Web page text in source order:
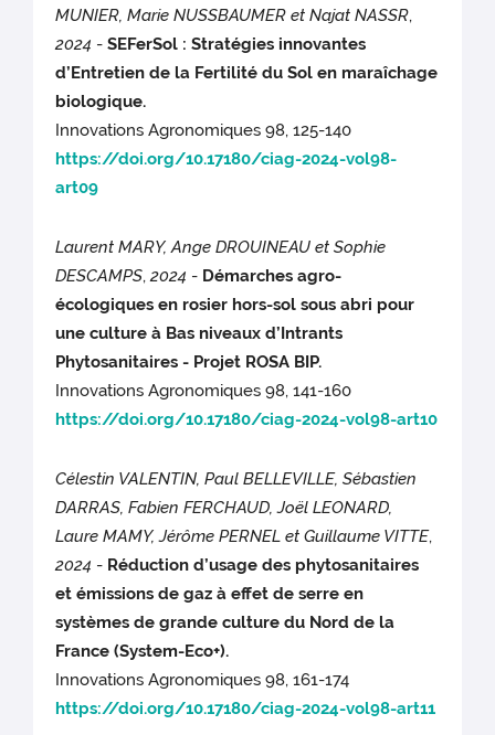
MUNIER, Marie NUSSBAUMER et Najat NASSR,
2024 -SEFerSol : Stratégies innovantes
d’Entretien de la Fertilité du Sol en maraîchage
biologique.
Innovations Agronomiques 98, 125-140
https://doi.org/10.17180/ciag-2024-vol98-
art09
Laurent MARY, Ange DROUINEAU et Sophie
DESCAMPS,2024 - Démarches agro-
écologiques en rosier hors-sol sous abri pour
une culture à Bas niveaux d’Intrants
Phytosanitaires - Projet ROSA BIP.
Innovations Agronomiques 98, 141-160
https://doi.org/10.17180/ciag-2024-vol98-art10
Célestin VALENTIN, Paul BELLEVILLE, Sébastien
DARRAS, Fabien FERCHAUD, Joël LEONARD,
Laure MAMY, Jérôme PERNEL et Guillaume VITTE,
2024 - Réduction d’usage des phytosanitaires
et émissions de gaz à effet de serre en
systèmes de grande culture du Nord de la
France (System-Eco+).
Innovations Agronomiques 98, 161-174
https://doi.org/10.17180/ciag-2024-vol98-art11